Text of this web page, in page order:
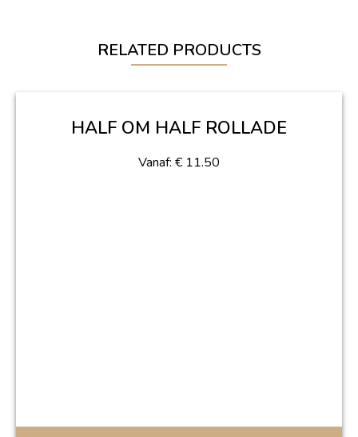
RELATED PRODUCTS
HALF OM HALF ROLLADE
Vanaf: € 11.50